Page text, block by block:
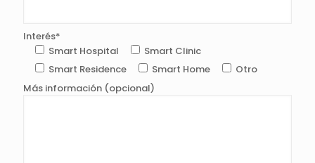
Interés*
Smart Hospital
Smart Clinic
Smart Residence
Smart Home
Otro
Más información (opcional)